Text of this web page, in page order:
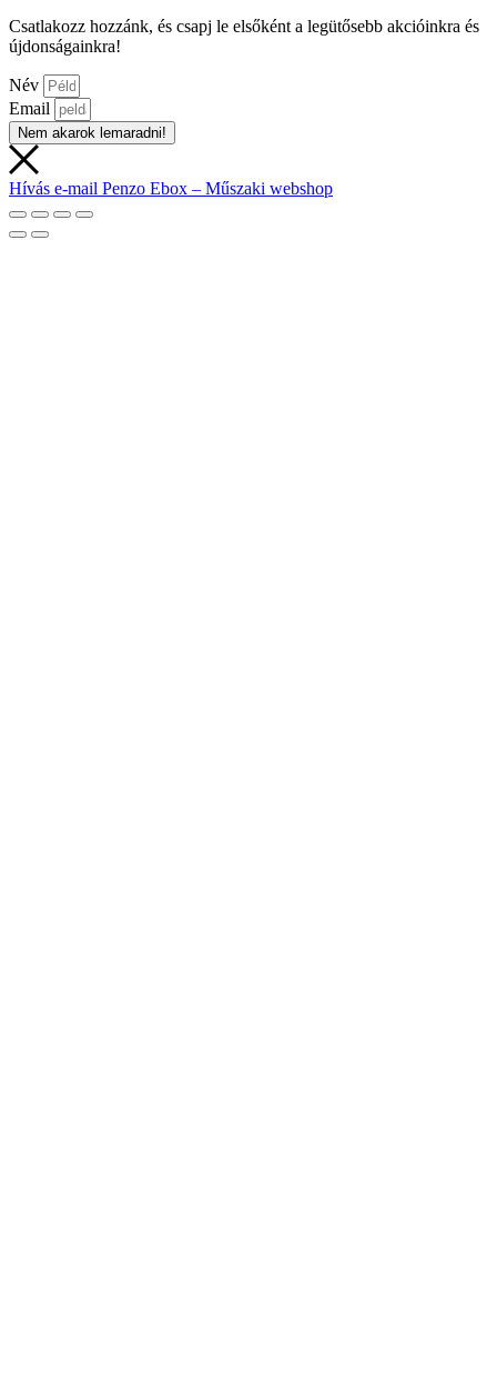
Csatlakozz hozzánk, és csapj le elsőként a legütősebb akcióinkra és
újdonságainkra!
Név
Email
Nem akarok lemaradni!
Hívás e-mail Penzo Ebox – Műszaki webshop